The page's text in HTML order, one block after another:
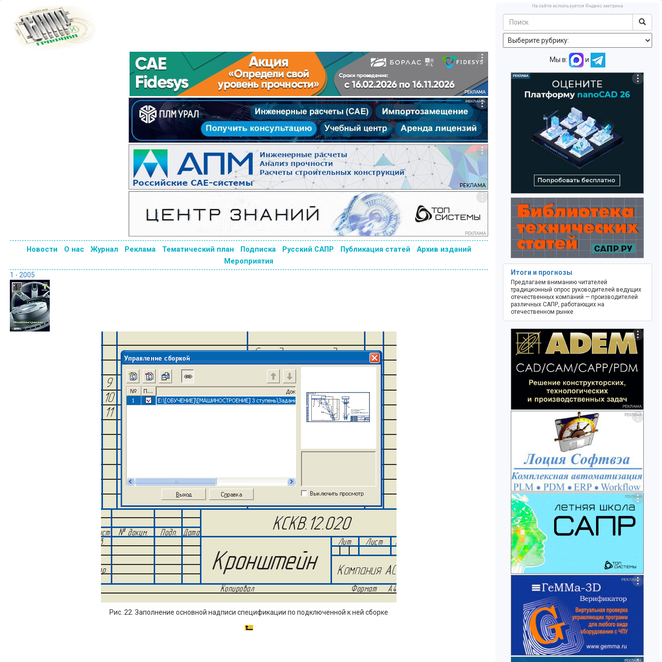
Новости О нас Журнал Реклама Тематический план Подписка Русский САПР Публикация статей
Архив изданий
Мероприятия
1 - 2005
Рис. 22. Заполнение основной надписи спецификации по подключенной к ней сборке
На сайте используется Яндекс метрика
Мы в: и
Итоги и прогнозы
Предлагаем вниманию читателей
традиционный опрос руководителей ведущих
отечественных компаний — производителей
различных САПР, работающих на
отечественном рынке